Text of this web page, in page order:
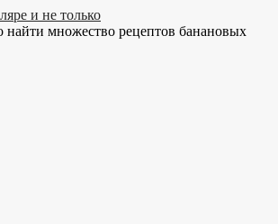
и не только
множество рецептов банановых